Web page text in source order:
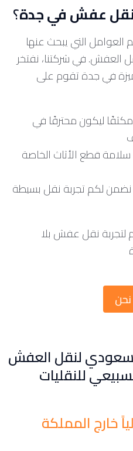
عفش في جدة؟
العوامل التي يبحث عنها
العفش. في شركتنا، نفتخر
في جدة تقوم على
قطع الأثاث الخاصة
لكم تجربة نقل بسيطة
لتجربة نقل عفش بلا
لنقل العفش
للنقليات
خارج المملكة